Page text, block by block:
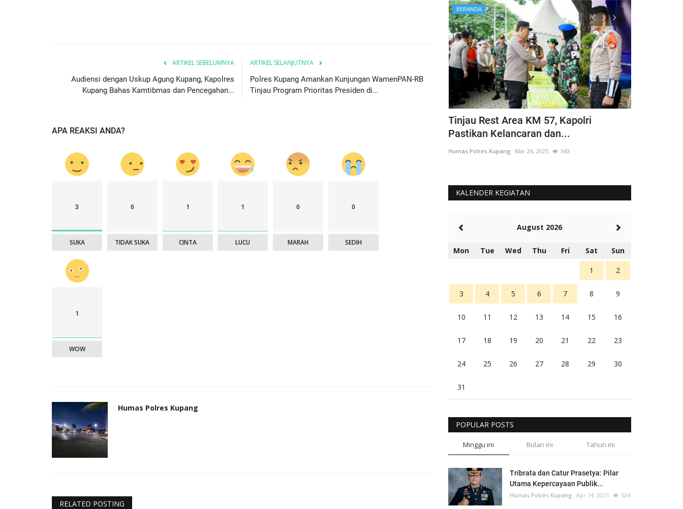
ARTIKEL SEBELUMNYA
Audiensi dengan Uskup Agung Kupang, Kapolres
Kupang Bahas Kamtibmas dan Pencegahan...
ARTIKEL SELANJUTNYA
Polres Kupang Amankan Kunjungan WamenPAN-RB
Tinjau Program Prioritas Presiden di...
APA REAKSI ANDA?
3
SUKA
0
TIDAK SUKA
1
CINTA
1
LUCU
0
MARAH
0
SEDIH
1
WOW
Humas Polres Kupang
RELATED POSTING
intruksikan jajaran polres...
Humas Polres Kupang Humas Polres Kupang Mei 21, 2026
BERANDA
Tinjau Rest Area KM 57, Kapolri
Pastikan Kelancaran dan...
Humas Polres Kupang Mar 26, 2025 543
KALENDER KEGIATAN
August 2026
Mon Tue Wed Thu Fri Sat Sun
1 2
3 4 5 6 7 8 9
10 11 12 13 14 15 16
17 18 19 20 21 22 23
24 25 26 27 28 29 30
31
POPULAR POSTS
Minggu ini Bulan ini Tahun ini
Tribrata dan Catur Prasetya: Pilar
Utama Kepercayaan Publik...
Humas Polres Kupang Apr 14, 2025 534